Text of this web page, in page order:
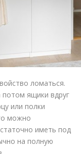
ломаться.
потом ящики вдруг
или полки
можно
иметь под
на полную